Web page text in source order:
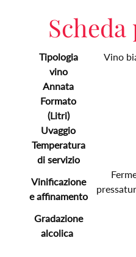
Tipologia
vino
Vino
Annata
Formato
(Litri)
Uvaggio
Temperatura
di servizio
Vinificazione
e affinamento
Gradazione
alcolica